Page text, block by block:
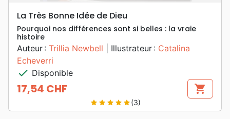
La Très Bonne Idée de Dieu
Pourquoi nos différences sont si belles : la vraie
histoire
Auteur : Trillia Newbell | Illustrateur : Catalina
Echeverri
check Disponible
Prix
17,54 CHF shopping_cart
star star star star star(3)